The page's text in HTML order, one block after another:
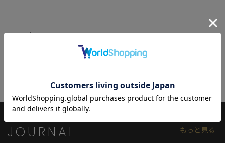
胸に大き目のフラップ付きポケットを、両サイドにシームポケッ
モデル:身長:181cm バスト:89cm ウエスト:67cm ヒップ:89cm 着
用サイズ:03(L)
※照明・光の加減、PCやスマートフォンなどの環境により、製品
関連商品
JOURNAL もっと 見る